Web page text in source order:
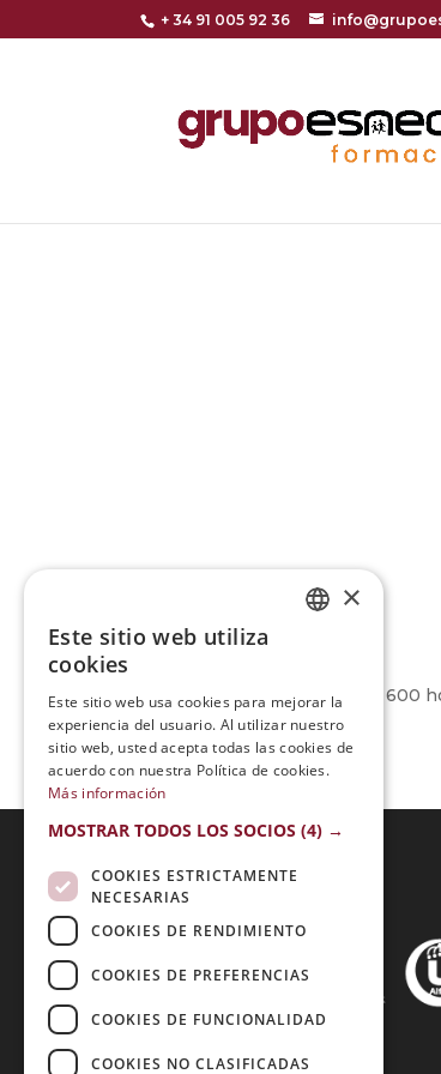
+ 34 91 005 92 36
Completé mi formación de 600
Acreditaciones:
Métodos de Pago:
×
Este sitio web utiliza
cookies
Este sitio web usa cookies para mejorar la
experiencia del usuario. Al utilizar nuestro
sitio web, usted acepta todas las cookies de
acuerdo con nuestra Política de cookies.
Más información
MOSTRAR TODOS LOS SOCIOS (4) →
COOKIES ESTRICTAMENTE
NECESARIAS
COOKIES DE RENDIMIENTO
COOKIES DE PREFERENCIAS
COOKIES DE FUNCIONALIDAD
COOKIES NO CLASIFICADAS